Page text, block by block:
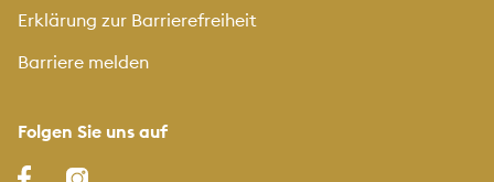
Erklärung zur Barrierefreiheit
Barriere melden
Folgen Sie uns auf